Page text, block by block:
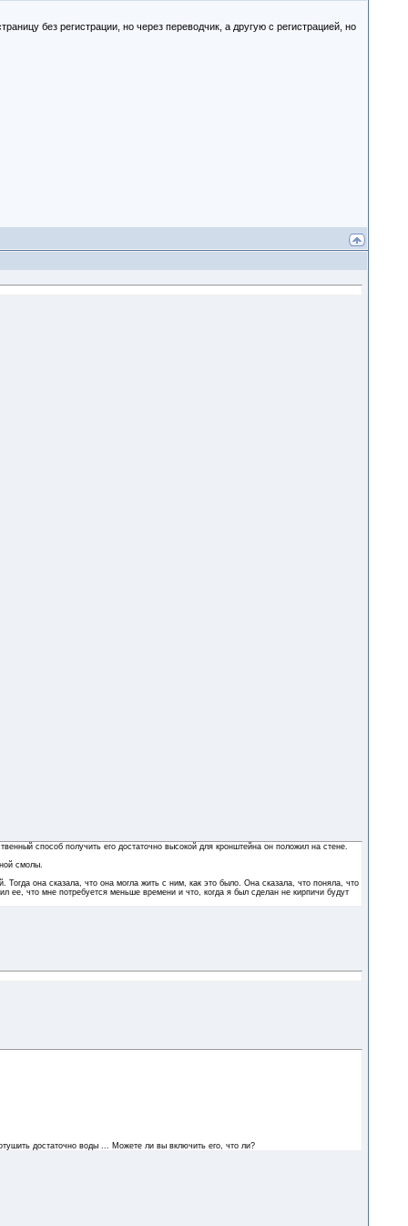
без регистрации, но через переводчик, а другую с регистрацией, но
способ получить его достаточно высокой для кронштейна он положил на стене.
смолы.
она сказала, что она могла жить с ним, как это было. Она сказала, что поняла, что
ее, что мне потребуется меньше времени и что, когда я был сделан не кирпичи будут
достаточно воды ... Можете ли вы включить его, что ли?